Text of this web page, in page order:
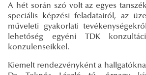
A hét során szó volt az egyes
speciális képzési feladatairól, az
műveleti gyakorlati
lehetőség egyéni TDK
konzulenseikkel.
Kiemelt rendezvényként a